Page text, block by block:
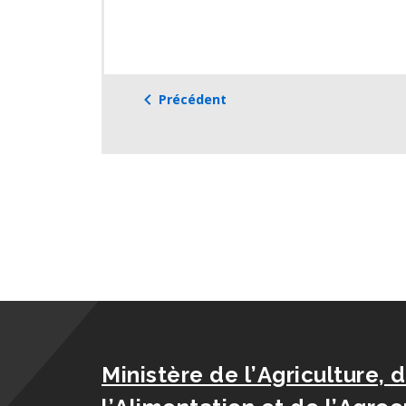
Précédent
Ministère de l’Agriculture,